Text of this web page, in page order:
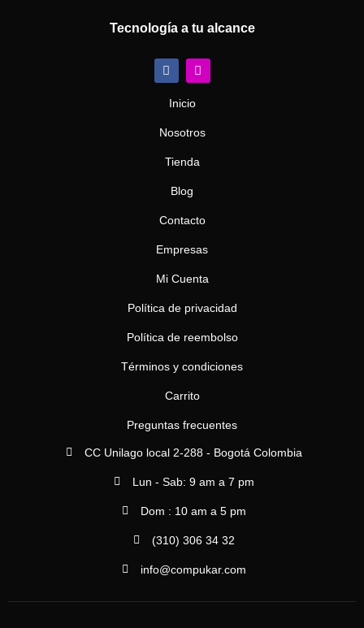
Tecnología a tu alcance
F
a
e
o
I
n
r
m
Inicio
Nosotros
Tienda
Blog
Contacto
Empresas
Mi Cuenta
Política de privacidad
Política de reembolso
Términos y condiciones
Carrito
Preguntas frecuentes
CC Unilago local 2-288 - Bogotá Colombia
Lun - Sab: 9 am a 7 pm
Dom : 10 am a 5 pm
(310) 306 34 32
info@compukar.com